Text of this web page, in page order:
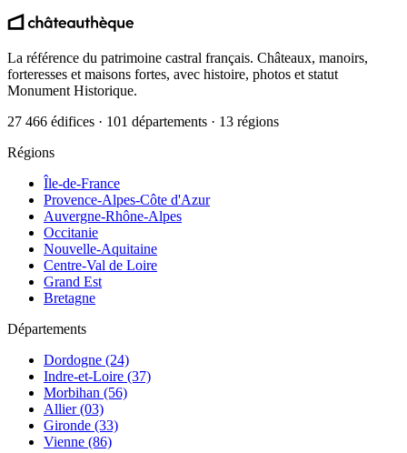
La référence du patrimoine castral français. Châteaux, manoirs,
forteresses et maisons fortes, avec histoire, photos et statut
Monument Historique.
27 466 édifices · 101 départements · 13 régions
Régions
Île-de-France
Provence-Alpes-Côte d'Azur
Auvergne-Rhône-Alpes
Occitanie
Nouvelle-Aquitaine
Centre-Val de Loire
Grand Est
Bretagne
Départements
Dordogne (24)
Indre-et-Loire (37)
Morbihan (56)
Allier (03)
Gironde (33)
Vienne (86)